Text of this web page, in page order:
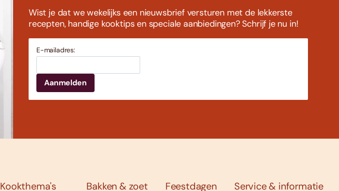
Wist je dat we wekelijks een nieuwsbrief versturen met de lekkerste
recepten, handige kooktips en speciale aanbiedingen? Schrijf je nu in!
E-mailadres:
Kookthema's Bakken & zoet Feestdagen Service & informatie